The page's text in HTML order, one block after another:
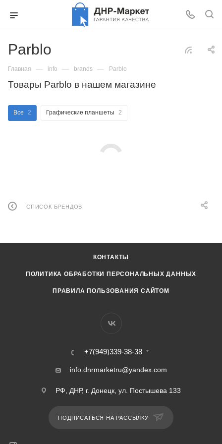
Parblo
Главная — info — brands — Parblo
Товары Parblo в нашем магазине
Все 2 Графические планшеты 2
СПИСОК БРЕНДОВ
КОНТАКТЫ
ПОЛИТИКА ОБРАБОТКИ ПЕРСОНАЛЬНЫХ ДАННЫХ
ПРАВИЛА ПОЛЬЗОВАНИЯ САЙТОМ
+7(949)339-38-38
info.dnrmarketru@yandex.com
РФ, ДНР, г. Донецк, ул. Постышева 133
ПОДПИСАТЬСЯ НА РАССЫЛКУ